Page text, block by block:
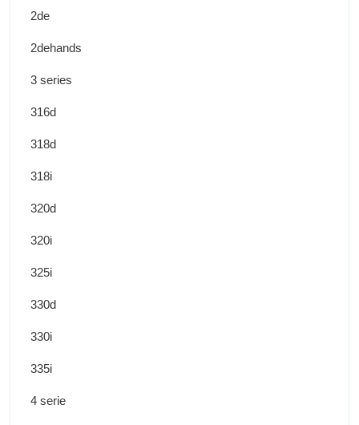
2de
2dehands
3 series
316d
318d
318i
320d
320i
325i
330d
330i
335i
4 serie